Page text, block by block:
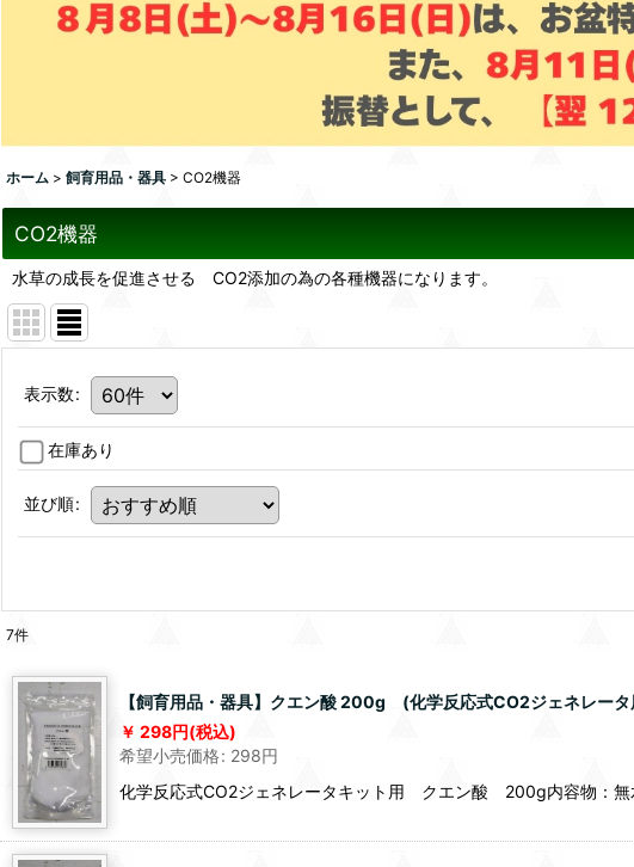
ホーム > 飼育用品・器具 > CO2機器
CO2機器
水草の成長を促進させる CO2添加の為の各種機器になります。
表示数:
在庫あり
並び順:
7件
【飼育用品・器具】クエン酸 200g (化学反応式CO2ジェネレータ
298円(税込)
希望小売価格: 298円
化学反応式CO2ジェネレータキット用 クエン酸 200g内容物：無